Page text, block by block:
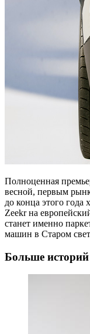
Полноценная
весной, первым
до конца этого года
Zeekr на
станет именно
машин в Старом
Больше историй